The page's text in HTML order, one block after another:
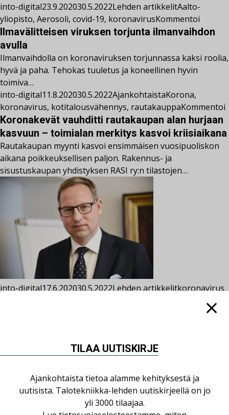
into-digital23.9.202030.5.2022Lehden artikkelitAalto-
yliopisto, Aerosoli, covid-19, koronavirusKommentoi
Ilmavälitteisen viruksen torjunta ilmanvaihdon
avulla
Ilmanvaihdolla on koronaviruksen torjunnassa kaksi roolia,
hyvä ja paha. Tehokas tuuletus ja koneellinen hyvin
toimiva…
into-digital11.8.202030.5.2022AjankohtaistaKorona,
koronavirus, kotitalousvähennys, rautakauppaKommentoi
Koronakevät vauhditti rautakaupan alan hurjaan
kasvuun – toimialan merkitys kasvoi kriisiaikana
Rautakaupan myynti kasvoi ensimmäisen vuosipuoliskon
aikana poikkeuksellisen paljon. Rakennus- ja
sisustuskaupan yhdistyksen RASI ry:n tilastojen…
into-digital17.6.202030.5.2022Lehden artikkelitkoronavirus,
Kommentoi
Rakentamisen näkymät heikot, elvytyksellä iso
voidaan kriisin vaikutuksia kuitenkin vaimentaa ja samalla
LUETUIMMAT UUTISET
TILAA UUTISKIRJE
Ajankohtaista tietoa alamme kehityksestä ja
uutisista. Talotekniikka-lehden uutiskirjeellä on jo
yli 3000 tilaajaa.